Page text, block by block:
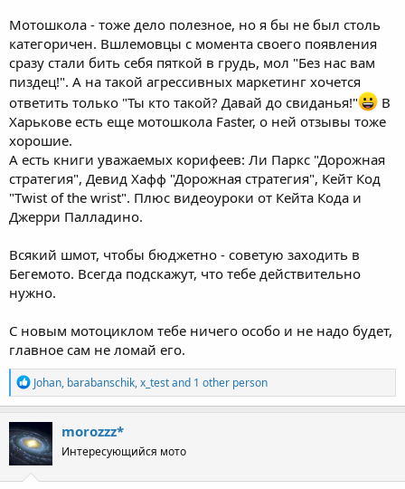
Мотошкола - тоже дело полезное, но я бы не был столь
категоричен. Вшлемовцы с момента своего появления
сразу стали бить себя пяткой в грудь, мол "Без нас вам
пиздец!". А на такой агрессивных маркетинг хочется
ответить только "Ты кто такой? Давай до свиданья!"
В
Харькове есть еще мотошкола Faster, о ней отзывы тоже
хорошие.
А есть книги уважаемых корифеев: Ли Паркс "Дорожная
стратегия", Девид Хафф "Дорожная стратегия", Кейт Код
"Twist of the wrist". Плюс видеоуроки от Кейта Кода и
Джерри Палладино.
Всякий шмот, чтобы бюджетно - советую заходить в
Бегемото. Всегда подскажут, что тебе действительно
нужно.
С новым мотоциклом тебе ничего особо и не надо будет,
главное сам не ломай его.
R
e
a
c
t
i
o
n
Johan, barabanschik,x_testand 1 other person
morozzz*
Интересующийся мото